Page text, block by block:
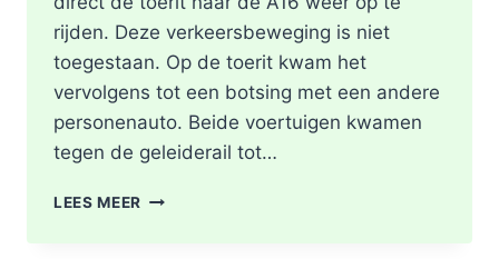
rijden. Deze verkeersbeweging is niet
toegestaan. Op de toerit kwam het
vervolgens tot een botsing met een andere
personenauto. Beide voertuigen kwamen
tegen de geleiderail tot…
LEES MEER GEWONDE